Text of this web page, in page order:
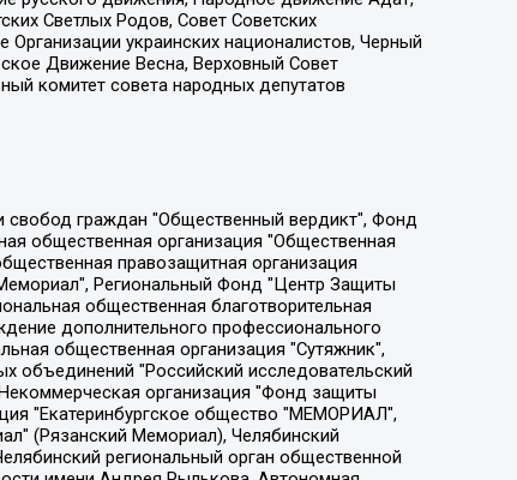
Светлых Родов, Совет Советских
украинских националистов, Черный
Движение Весна, Верховный Совет
комитет совета народных депутатов
Владыкина Елена Сергеевна, Гельман Марат Александрович, Никульшина Вероника Юрьевна, Толоконникова Надежда Андреевна, Шендерович Виктор Анатольевич, Общество с ограниченной ответственностью "Данное сообщение", Общество с ограниченной ответственностью Издательский дом "Новая глава", Айнбиндер Александра Александровна, Московский комьюнити-центр для ЛГБТ+инициатив, Благотворительный фонд развития филантропии, Deutsche Welle (Германия, Kurt-Schumacher-Strasse 3, 53113 Bonn), Борзунова Мария Михайловна, Воробьев Виктор Викторович, Голубева Анна Львовна, Константинова Алла Михайловна, Малкова Ирина Владимировна, Мурадов Мурад Абдулгалимович, Осетинская Елизавета Николаевна, Понасенков Евгений Николаевич, Ганапольский Матвей Юрьевич, Киселев Евгений Алексеевич, Борухович Ирина Григорьевна, Дремин Иван Тимофеевич, Дубровский Дмитрий Викторович, Красноярская региональная общественная организация поддержки и развития альтернативных образовательных технологий и межкультурных коммуникаций "ИНТЕРРА", Маяковская Екатерина Алексеевна, Фейгин Марк Захарович, Филимонов Андрей Викторович, Дзугкоева Регина Николаевна, Доброхотов Роман Александрович, Дудь Юрий Александрович, Елкин Сергей Владимирович, Кругликов Кирилл Игоревич, Сабунаева Мария Леонидовна, Семенов Алексей Владимирович, Шаинян Карен Багратович, Шульман Екатерина Михайловна, Асафьев Артур Валерьевич, Вахштайн Виктор Семенович, Венедиктов Алексей Алексеевич, Лушникова Екатерина Евгеньевна, Волков Леонид Михайлович, Невзоров Александр Глебович, Пархоменко Сергей Борисович, Сироткин Ярослав Николаевич, Кара-Мурза Владимир Владимирович, Баранова Наталья Владимировна, Гозман Леонид Яковлевич, Кагарлицкий Борис Юльевич, Климарев Михаил Валерьевич, Милов Владимир Станиславович, Автономная некоммерческая организация Краснодарский центр современного искусства "Типография", Моргенштерн Алишер Тагирович, Соболь Любовь Эдуардовна, Общество с ограниченной ответственностью "ЛИЗА НОРМ", Каспаров Гарри Кимович, Ходорковский Михаил Борисович, Общество с ограниченной ответственностью "Апрельские тезисы", Данилович Ирина Брониславовна, Кашин Олег Владимирович, Петров Николай Владимирович, Пивоваров Алексей Владимирович, Соколов Михаил Владимирович, Цветкова Юлия Владимировна, Чичваркин Евгений Александрович, Комитет против пыток/Команда против пыток, Общество с ограниченной ответственностью "Первый научный", Общество с ограниченной ответственностью "Вертолет и ко", Белоцерковская Вероника Борисовна, Кац Максим Евгеньевич, Лазарева Татьяна Юрьевна, Шаведдинов Руслан Табризович, Яшин Илья Валерьевич, Общество с ограниченной ответственностью "Иноагент ААВ", Алешковский Дмитрий Петрович, Альбац Евгения Марковна, Быков Дмитрий Львович, Галямина Юлия Евгеньевна, Лойко Сергей Леонидович, Мартынов Кирилл Константинович, Медведев Сергей Александрович, Крашенинников Федор Геннадиевич, Гордеева Катерина Вл